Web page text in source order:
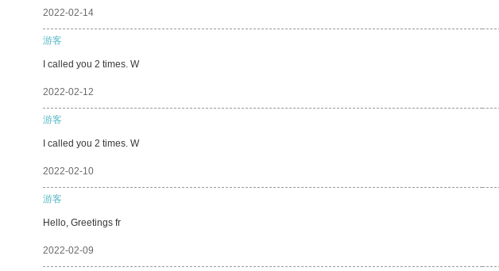
2022-02-14
游客
I called you 2 times. W
2022-02-12
游客
I called you 2 times. W
2022-02-10
游客
Hello, Greetings fr
2022-02-09